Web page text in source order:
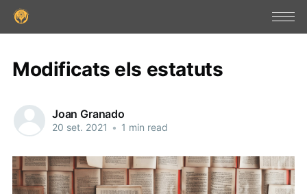
Modificats els estatuts
Joan Granado
20 set. 2021 • 1 min read